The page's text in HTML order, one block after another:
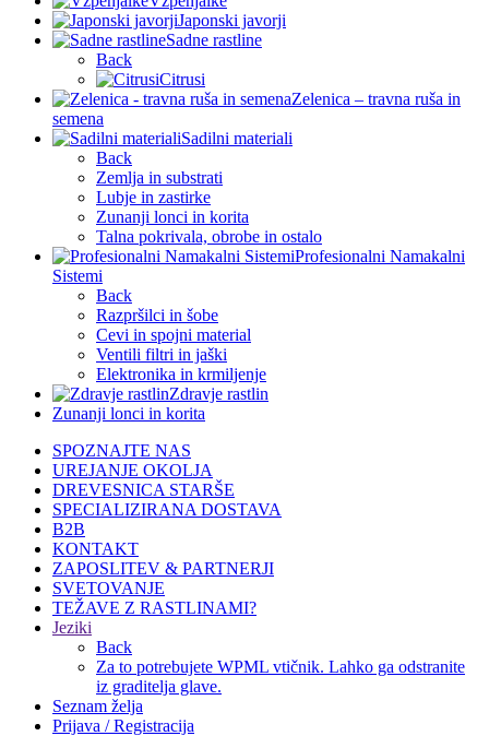
Japonski javorji
Sadne rastline
Back
Citrusi
Zelenica – travna ruša in
semena
Sadilni materiali
Back
Zemlja in substrati
Lubje in zastirke
Zunanji lonci in korita
Talna pokrivala, obrobe in ostalo
Profesionalni Namakalni
Sistemi
Back
Razpršilci in šobe
Cevi in spojni material
Ventili filtri in jaški
Elektronika in krmiljenje
Zdravje rastlin
Zunanji lonci in korita
SPOZNAJTE NAS
UREJANJE OKOLJA
DREVESNICA STARŠE
SPECIALIZIRANA DOSTAVA
B2B
KONTAKT
ZAPOSLITEV & PARTNERJI
SVETOVANJE
TEŽAVE Z RASTLINAMI?
Jeziki
Back
Za to potrebujete WPML vtičnik. Lahko ga odstranite
iz graditelja glave.
Seznam želja
Prijava / Registracija